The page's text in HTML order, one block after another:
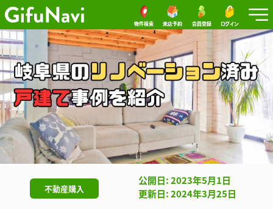
物件検索 来店予約 会員登録 ログイン
不動産購入
公開日: 2023年5月1日
更新日: 2024年3月25日